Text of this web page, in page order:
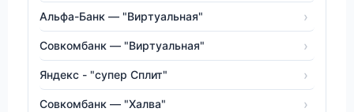
Альфа-Банк — "Виртуальная"
Совкомбанк — "Виртуальная"
Яндекс - "супер Сплит"
Совкомбанк — "Халва"